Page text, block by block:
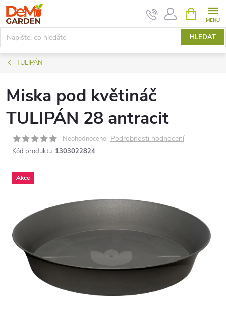
Přejít
na
obsah
HLEDAT
NÁKUPNÍ
KOŠÍK
TULIPÁN
Miska pod květináč
TULIPÁN 28 antracit
Neohodnoceno Podrobnosti hodnocení
Kód produktu: 1303022824
Akce